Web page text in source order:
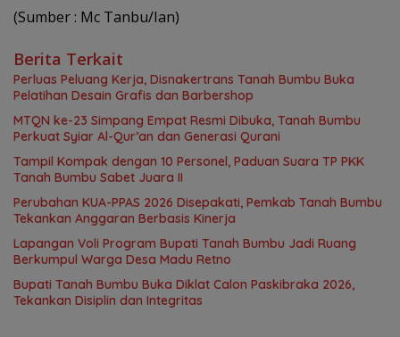
(Sumber : Mc Tanbu/Ian)
Berita Terkait
Perluas Peluang Kerja, Disnakertrans Tanah Bumbu Buka
Pelatihan Desain Grafis dan Barbershop
MTQN ke-23 Simpang Empat Resmi Dibuka, Tanah Bumbu
Perkuat Syiar Al-Qur’an dan Generasi Qurani
Tampil Kompak dengan 10 Personel, Paduan Suara TP PKK
Tanah Bumbu Sabet Juara II
Perubahan KUA-PPAS 2026 Disepakati, Pemkab Tanah Bumbu
Tekankan Anggaran Berbasis Kinerja
Lapangan Voli Program Bupati Tanah Bumbu Jadi Ruang
Berkumpul Warga Desa Madu Retno
Bupati Tanah Bumbu Buka Diklat Calon Paskibraka 2026,
Tekankan Disiplin dan Integritas